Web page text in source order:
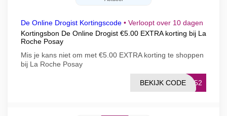
De Online Drogist Kortingscode • Verloopt over 10 dagen
Kortingsbon De Online Drogist €5.00 EXTRA korting bij La
Roche Posay
Mis je kans niet om met €5.00 EXTRA korting te shoppen
bij La Roche Posay
352
BEKIJK CODE